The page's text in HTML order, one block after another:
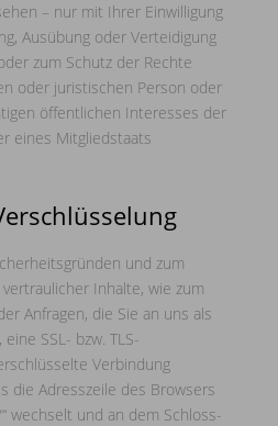
– nur mit Ihrer Einwilligung
Ausübung oder Verteidigung
zum Schutz der Rechte
oder juristischen Person oder
öffentlichen Interesses der
eines Mitgliedstaats
und zum
Inhalte, wie zum
Anfragen, die Sie an uns als
SSL- bzw. TLS-
Verbindung
die Adresszeile des Browsers
wechselt und an dem Schloss-